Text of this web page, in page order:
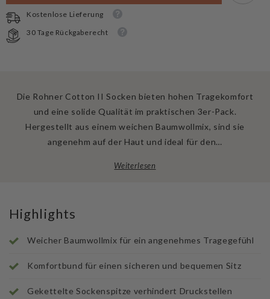
3er
Pack
Socken
3er
Socken
Kostenlose Lieferung
30 Tage Rückgaberecht
Die Rohner Cotton II Socken bieten hohen Tragekomfort
und eine solide Qualität im praktischen 3er-Pack.
Hergestellt aus einem weichen Baumwollmix, sind sie
angenehm auf der Haut und ideal für den…
Weiterlesen
Highlights
Weicher Baumwollmix für ein angenehmes Tragegefühl
Komfortbund für einen sicheren und bequemen Sitz
Gekettelte Sockenspitze verhindert Druckstellen